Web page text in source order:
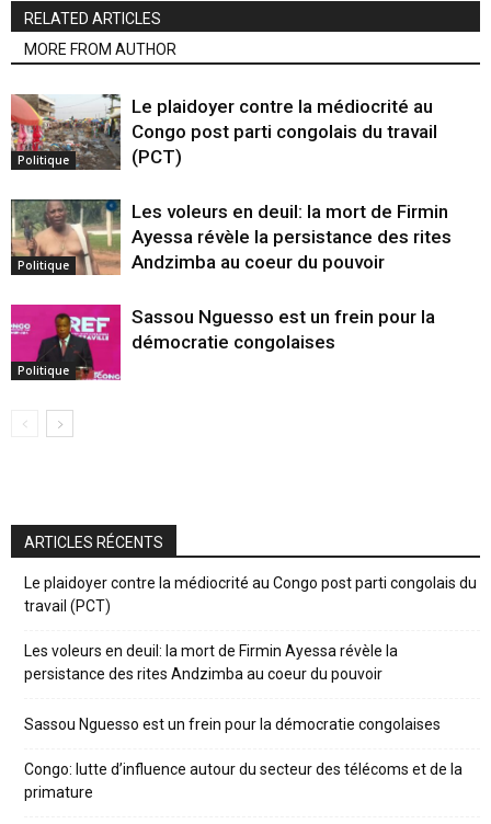
RELATED ARTICLES
MORE FROM AUTHOR
Politique
Le plaidoyer contre la médiocrité au
Congo post parti congolais du travail
(PCT)
Politique
Les voleurs en deuil: la mort de Firmin
Ayessa révèle la persistance des rites
Andzimba au coeur du pouvoir
Politique
Sassou Nguesso est un frein pour la
démocratie congolaises
ARTICLES RÉCENTS
Le plaidoyer contre la médiocrité au Congo post parti congolais du
travail (PCT)
Les voleurs en deuil: la mort de Firmin Ayessa révèle la
persistance des rites Andzimba au coeur du pouvoir
Sassou Nguesso est un frein pour la démocratie congolaises
Congo: lutte d’influence autour du secteur des télécoms et de la
primature